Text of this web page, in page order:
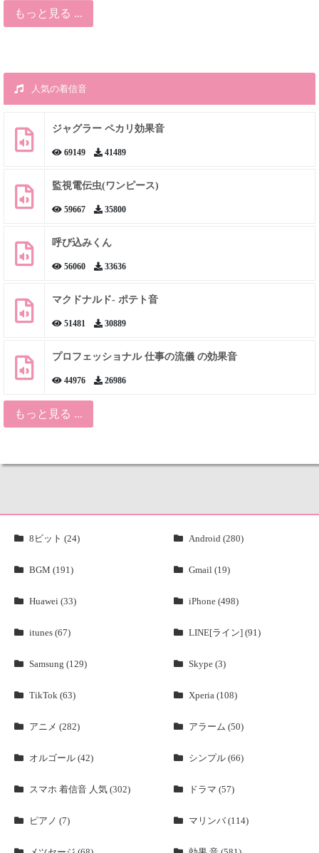
もっと見る ...
人気の着信音
ジャグラー ペカリ効果音
69149 41489
監視電伝虫(ワンピース)
59667 35800
呼び込みくん
56060 33636
マクドナルド- ポテト音
51481 30889
プロフェッショナル 仕事の流儀 の効果音
44976 26986
もっと見る ...
8ビット (24) Android (280)
BGM (191) Gmail (19)
Huawei (33) iPhone (498)
itunes (67) LINE[ライン] (91)
Samsung (129) Skype (3)
TikTok (63) Xperia (108)
アニメ (282) アラーム (50)
オルゴール (42) シンプル (66)
スマホ 着信音 人気 (302) ドラマ (57)
ピアノ (7) マリンバ (114)